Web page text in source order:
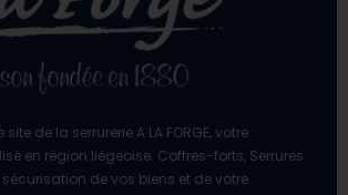
de la serrurerie A LA FORGE, votre
en région liégeoise. Coffres-forts, Serrures
de vos biens et de votre